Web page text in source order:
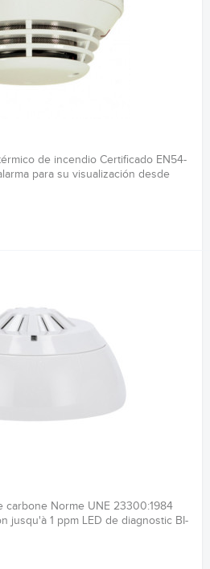
de incendio Certificado EN54-
para su visualización desde
carbone Norme UNE 23300:1984
jusqu'à 1 ppm LED de diagnostic BI-